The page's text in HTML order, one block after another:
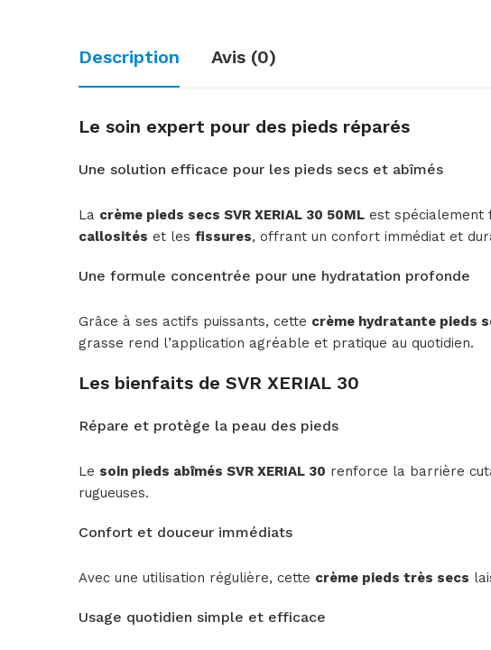
Description Avis (0)
Le soin expert pour des pieds réparés
Une solution efficace pour les pieds secs et abîmés
La crème pieds secs SVR XERIAL 30 50ML est
callosités et les fissures, offrant un confort immédiat et
Une formule concentrée pour une hydratation profonde
Grâce à ses actifs puissants, cette crème hydratante pieds
grasse rend l’application agréable et pratique au quotidien.
Les bienfaits de SVR XERIAL 30
Répare et protège la peau des pieds
Le soin pieds abîmés SVR XERIAL 30 renforce la barrière
rugueuses.
Confort et douceur immédiats
Avec une utilisation régulière, cette crème pieds très secs
Usage quotidien simple et efficace